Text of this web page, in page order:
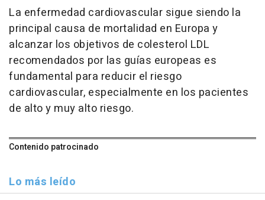
La enfermedad cardiovascular sigue siendo la
principal causa de mortalidad en Europa y
alcanzar los objetivos de colesterol LDL
recomendados por las guías europeas es
fundamental para reducir el riesgo
cardiovascular, especialmente en los pacientes
de alto y muy alto riesgo.
Contenido patrocinado
Lo más leído